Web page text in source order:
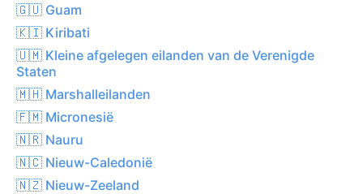
🇬🇺 Guam
🇰🇮 Kiribati
🇺🇲 Kleine afgelegen eilanden van de Verenigde
Staten
🇲🇭 Marshalleilanden
🇫🇲 Micronesië
🇳🇷 Nauru
🇳🇨 Nieuw-Caledonië
🇳🇿 Nieuw-Zeeland